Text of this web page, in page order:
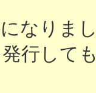
なりま
行して